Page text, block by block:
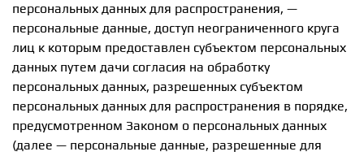
персональных данных для распространения, —
персональные данные, доступ неограниченного круга
лиц к которым предоставлен субъектом персональных
данных путем дачи согласия на обработку
персональных данных, разрешенных субъектом
персональных данных для распространения в порядке,
предусмотренном Законом о персональных данных
(далее — персональные данные, разрешенные для